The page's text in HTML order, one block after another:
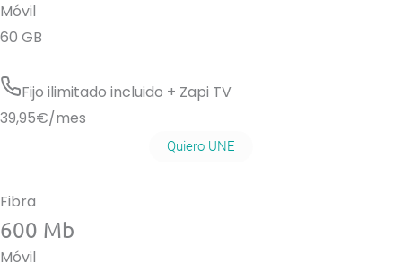
Móvil
60 GB
Fijo ilimitado incluido + Zapi TV
39,95€/mes
Quiero UNE
Fibra
600 Mb
Móvil